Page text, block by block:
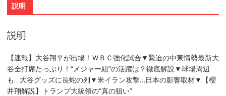
説明
説明
【速報】大谷翔平が出場！ＷＢＣ強化試合▼緊迫の中東情勢最新大
谷全打席たっぷり！“メジャー組”の活躍は？徹底解説▼球場周辺
も…大谷グッズに長蛇の列▼米イラン攻撃…日本の影響取材▼【櫻
井翔解説】トランプ大統領の“真の狙い”